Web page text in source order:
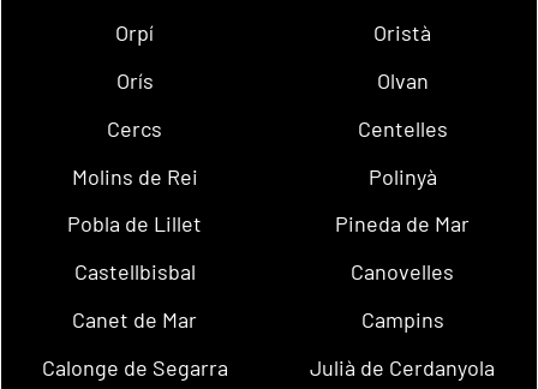
Orpí
Oristà
Orís
Olvan
Cercs
Centelles
Molins de Rei
Polinyà
Pobla de Lillet
Pineda de Mar
Castellbisbal
Canovelles
Canet de Mar
Campins
Calonge de Segarra
Julià de Cerdanyola